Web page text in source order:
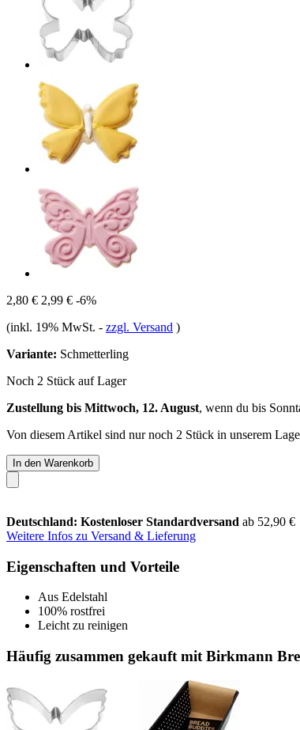
2,80 € 2,99 € -6%
(inkl. 19% MwSt. - zzgl. Versand )
Variante: Schmetterling
Noch 2 Stück auf Lager
Zustellung bis Mittwoch, 12. August, wenn du bis
Von diesem Artikel sind nur noch 2 Stück in unserem
In den Warenkorb
Deutschland: Kostenloser Standardversand ab 52,90 €
Weitere Infos zu Versand & Lieferung
Eigenschaften und Vorteile
Aus Edelstahl
100% rostfrei
Leicht zu reinigen
Häufig zusammen gekauft mit Birkmann